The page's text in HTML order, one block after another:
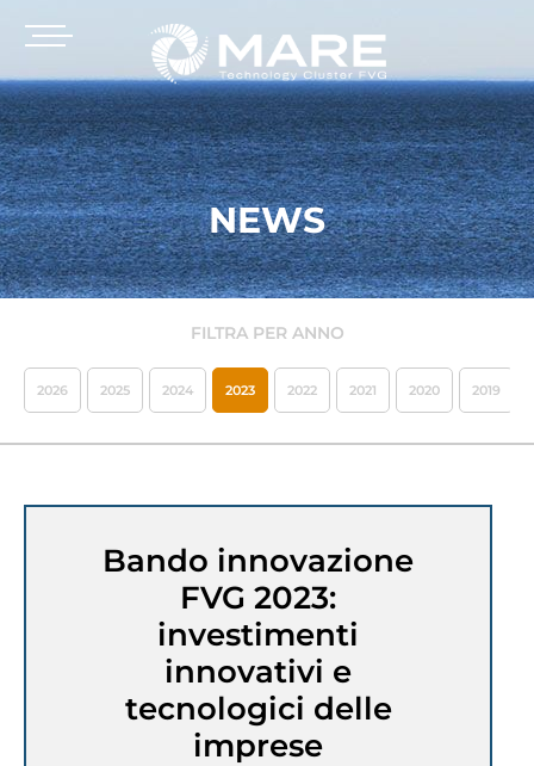
NEWS
FILTRA PER ANNO
2026 2025 2024 2023 2022 2021 2020 2019
Bando innovazione
FVG 2023:
investimenti
innovativi e
tecnologici delle
imprese